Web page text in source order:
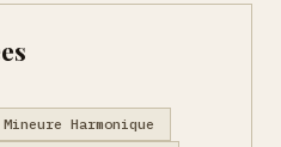
Mineure Harmonique